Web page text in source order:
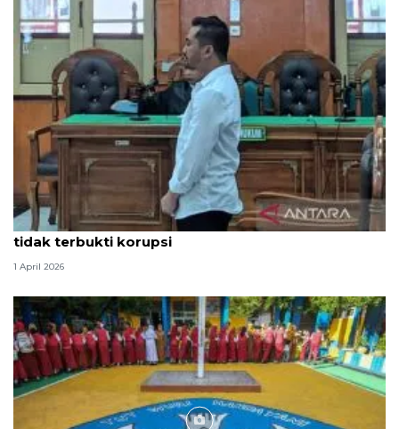
Hakim PN Medan vonis bebas Amsal Sitepu karena
tidak terbukti korupsi
1 April 2026